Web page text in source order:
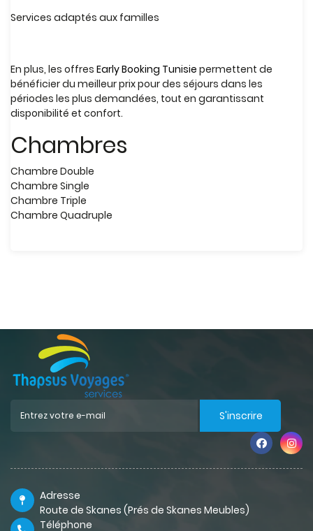
Services adaptés aux familles
En plus, les offres Early Booking Tunisie permettent de
bénéficier du meilleur prix pour des séjours dans les
périodes les plus demandées, tout en garantissant
disponibilité et confort.
Chambres
Chambre Double
Chambre Single
Chambre Triple
Chambre Quadruple
S'inscrire
Adresse
Route de Skanes (Prés de Skanes Meubles)
Téléphone